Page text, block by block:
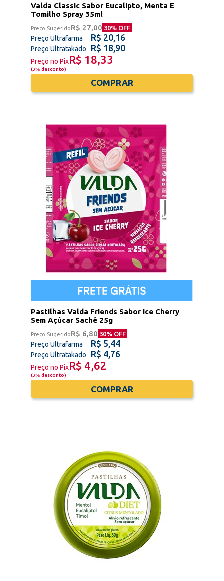
Valda Classic Sabor Eucalipto, Menta E
Tomilho Spray 35ml
Preço SugeridoR$ 27,00 30% OFF
Preço Ultrafarma R$ 20,16
Preço Ultratakado R$ 18,90
Preço no PixR$ 18,33
(3% desconto)
COMPRAR
Pastilhas Valda Friends Sabor Ice Cherry
Sem Açúcar Sachê 25g
Preço SugeridoR$ 6,80 30% OFF
Preço Ultrafarma R$ 5,44
Preço Ultratakado R$ 4,76
Preço no PixR$ 4,62
(3% desconto)
COMPRAR